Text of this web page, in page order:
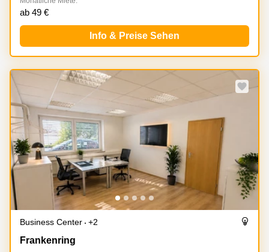
ab 49 €
Info & Preise Sehen
Business Center
+2
Frankenring 16, Langenhagen
Frankenring